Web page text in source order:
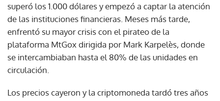
superó los 1.000 dólares y empezó a captar la atención
de las instituciones financieras. Meses más tarde,
enfrentó su mayor crisis con el pirateo de la
plataforma MtGox dirigida por Mark Karpelès, donde
se intercambiaban hasta el 80% de las unidades en
circulación.
Los precios cayeron y la criptomoneda tardó tres años